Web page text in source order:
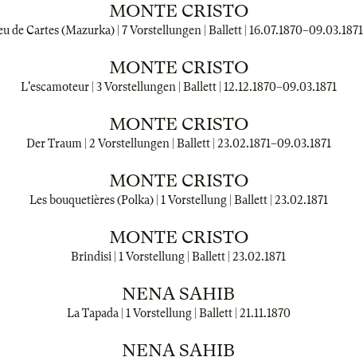
MONTE CRISTO
de Cartes (Mazurka) | 7 Vorstellungen | Ballett | 16.07.1870–09.03.1871
MONTE CRISTO
L'escamoteur | 3 Vorstellungen | Ballett | 12.12.1870–09.03.1871
MONTE CRISTO
Der Traum | 2 Vorstellungen | Ballett | 23.02.1871–09.03.1871
MONTE CRISTO
Les bouquetières (Polka) | 1 Vorstellung | Ballett | 23.02.1871
MONTE CRISTO
Brindisi | 1 Vorstellung | Ballett | 23.02.1871
NENA SAHIB
La Tapada | 1 Vorstellung | Ballett | 21.11.1870
NENA SAHIB